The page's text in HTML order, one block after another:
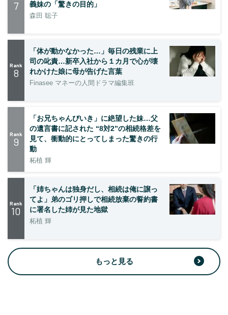
7
義妹の「驚きの目的」
森田 聡子
Rank
8
「体が動かなかった…」毎日の残業に上
司の叱責…新卒入社から１カ月で心が壊
れかけた娘に母が告げた言葉
Finasee マネーの人間ドラマ編集班
Rank
9
「お兄ちゃんびいき」に絶望した妹…父
の遺言書に記された “8対2”の相続格差を
見て、衝動的にとってしまった驚きの行
動
柘植 輝
Rank
10
「姉ちゃんは独身だし、相続は俺に譲っ
てよ」弟のゴリ押しで相続放棄の誓約書
に署名した姉が見た地獄
柘植 輝
もっと見る